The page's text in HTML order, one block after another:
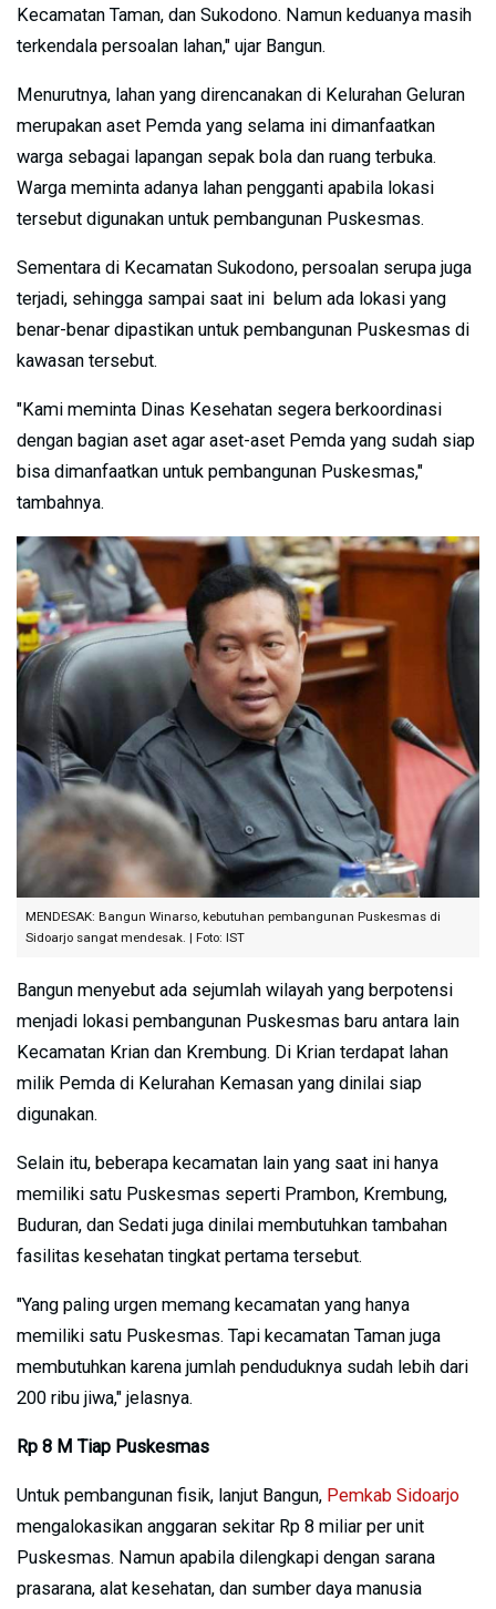
Kecamatan Taman, dan Sukodono. Namun keduanya masih
terkendala persoalan lahan," ujar Bangun.
Menurutnya, lahan yang direncanakan di Kelurahan Geluran
merupakan aset Pemda yang selama ini dimanfaatkan
warga sebagai lapangan sepak bola dan ruang terbuka.
Warga meminta adanya lahan pengganti apabila lokasi
tersebut digunakan untuk pembangunan Puskesmas.
Sementara di Kecamatan Sukodono, persoalan serupa juga
terjadi, sehingga sampai saat ini belum ada lokasi yang
benar-benar dipastikan untuk pembangunan Puskesmas di
kawasan tersebut.
"Kami meminta Dinas Kesehatan segera berkoordinasi
dengan bagian aset agar aset-aset Pemda yang sudah siap
bisa dimanfaatkan untuk pembangunan Puskesmas,"
tambahnya.
MENDESAK: Bangun Winarso, kebutuhan pembangunan Puskesmas di
Sidoarjo sangat mendesak. | Foto: IST
Bangun menyebut ada sejumlah wilayah yang berpotensi
menjadi lokasi pembangunan Puskesmas baru antara lain
Kecamatan Krian dan Krembung. Di Krian terdapat lahan
milik Pemda di Kelurahan Kemasan yang dinilai siap
digunakan.
Selain itu, beberapa kecamatan lain yang saat ini hanya
memiliki satu Puskesmas seperti Prambon, Krembung,
Buduran, dan Sedati juga dinilai membutuhkan tambahan
fasilitas kesehatan tingkat pertama tersebut.
"Yang paling urgen memang kecamatan yang hanya
memiliki satu Puskesmas. Tapi kecamatan Taman juga
membutuhkan karena jumlah penduduknya sudah lebih dari
200 ribu jiwa," jelasnya.
Rp 8 M Tiap Puskesmas
Untuk pembangunan fisik, lanjut Bangun, Pemkab Sidoarjo
mengalokasikan anggaran sekitar Rp 8 miliar per unit
Puskesmas. Namun apabila dilengkapi dengan sarana
prasarana, alat kesehatan, dan sumber daya manusia